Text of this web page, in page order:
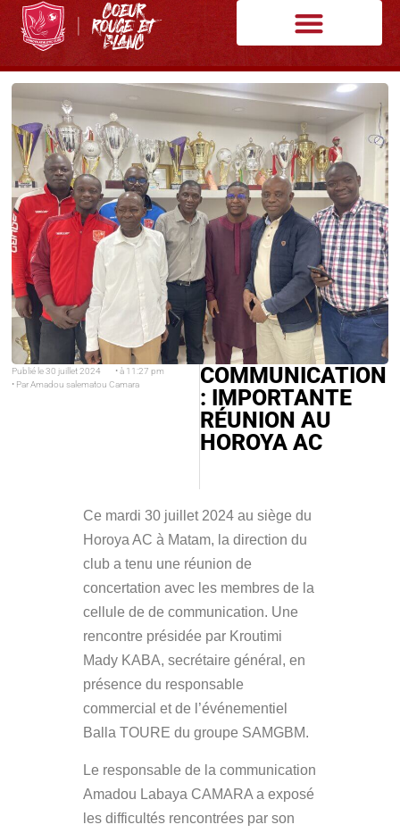
Publié le 30 juillet 2024 • à 11:27 pm
• ParAmadou salematou Camara
COMMUNICATION
: IMPORTANTE
RÉUNION AU
HOROYA AC
Ce mardi 30 juillet 2024 au siège du
Horoya AC à Matam, la direction du
club a tenu une réunion de
concertation avec les membres de la
cellule de de communication. Une
rencontre présidée par Kroutimi
Mady KABA, secrétaire général, en
présence du responsable
commercial et de l’événementiel
Balla TOURE du groupe SAMGBM.
Le responsable de la communication
Amadou Labaya CAMARA a exposé
les difficultés rencontrées par son